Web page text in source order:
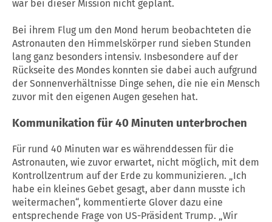
war bei dieser Mission nicht geplant.
Bei ihrem Flug um den Mond herum beobachteten die
Astronauten den Himmelskörper rund sieben Stunden
lang ganz besonders intensiv. Insbesondere auf der
Rückseite des Mondes konnten sie dabei auch aufgrund
der Sonnenverhältnisse Dinge sehen, die nie ein Mensch
zuvor mit den eigenen Augen gesehen hat.
Kommunikation für 40 Minuten unterbrochen
Für rund 40 Minuten war es währenddessen für die
Astronauten, wie zuvor erwartet, nicht möglich, mit dem
Kontrollzentrum auf der Erde zu kommunizieren. „Ich
habe ein kleines Gebet gesagt, aber dann musste ich
weitermachen“, kommentierte Glover dazu eine
entsprechende Frage von US-Präsident Trump. „Wir